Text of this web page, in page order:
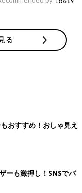
る
おすすめ！おしゃ見え
ーも激押し！SNSでバ